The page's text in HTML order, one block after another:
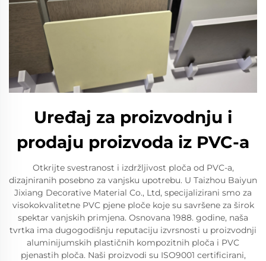
Uređaj za proizvodnju i
prodaju proizvoda iz PVC-a
Otkrijte svestranost i izdržljivost ploča od PVC-a,
dizajniranih posebno za vanjsku upotrebu. U Taizhou Baiyun
Jixiang Decorative Material Co., Ltd, specijalizirani smo za
visokokvalitetne PVC pjene ploče koje su savršene za širok
spektar vanjskih primjena. Osnovana 1988. godine, naša
tvrtka ima dugogodišnju reputaciju izvrsnosti u proizvodnji
aluminijumskih plastičnih kompozitnih ploča i PVC
pjenastih ploča. Naši proizvodi su ISO9001 certificirani,